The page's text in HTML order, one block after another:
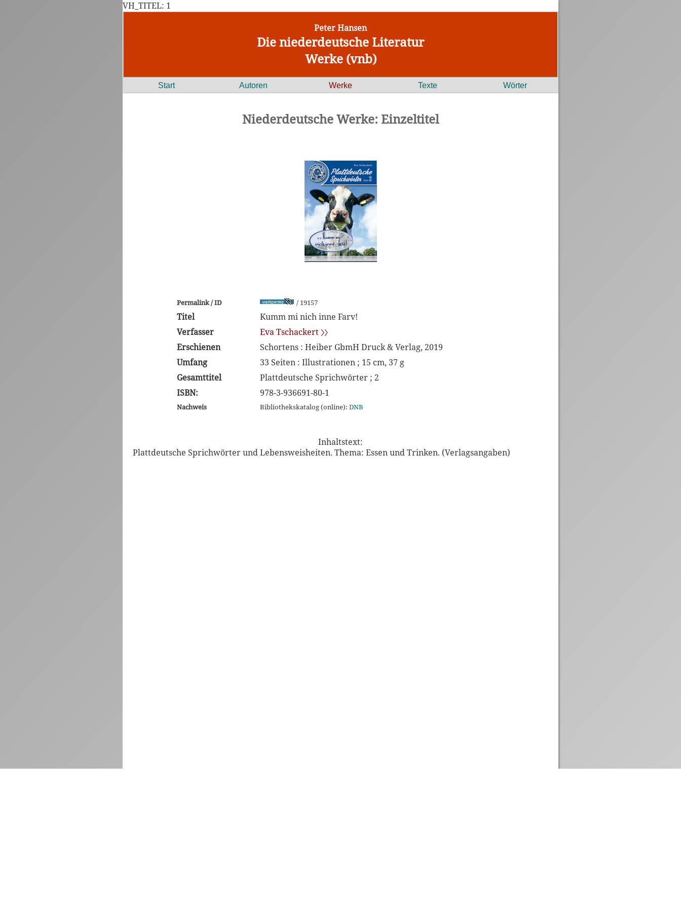
VH_TITEL: 1
Peter Hansen
Die niederdeutsche Literatur
Werke (vnb)
Start Autoren Werke Texte Wörter
Niederdeutsche Werke: Einzeltitel
Permalink / ID / 19157
Titel
Kumm mi nich inne Farv!
Verfasser
Eva Tschackert 〉〉
Erschienen
Schortens : Heiber GbmH Druck & Verlag, 2019
Umfang
33 Seiten : Illustrationen ; 15 cm, 37 g
Gesamttitel
Plattdeutsche Sprichwörter ; 2
ISBN:
978-3-936691-80-1
Nachweis Bibliothekskatalog (online): DNB
Inhaltstext:
Plattdeutsche Sprichwörter und Lebensweisheiten. Thema: Essen und Trinken. (Verlagsangaben)